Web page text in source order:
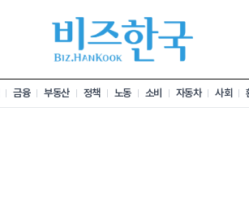
금융 부동산 정책 노동 소비 자동차 사회